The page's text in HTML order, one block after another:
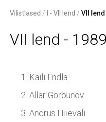
Vilistlased / I - VII lend / VII lend
VII lend -
Kaili Endla
Allar Gorbunov
Andrus Hiieväli